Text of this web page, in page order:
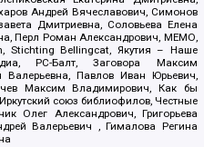
Андрей Вячеславович, Симонов
Дмитриевна, Соловьева Елена
Перл Роман Александрович, МЕМО,
Stichting Bellingcat, Якутия – Наше
РС-Балт, Заговора Максим
Валерьевна, Павлов Иван Юрьевич,
Максим Владимирович, Как бы
союз библиофилов, Честные
Олег Александрович, Григорьева
Валерьевич , Гималова Регина